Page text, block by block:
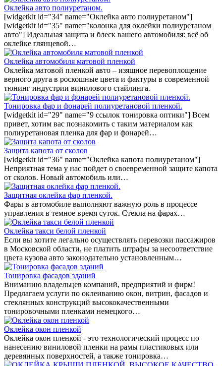
Оклейка авто полиуретаном.
[widgetkit id="34" name="Оклейка авто полиуретаном"]
[widgetkit id="35" name="колонка для оклейки полиуретаном
авто"] Идеальная защита и блеск вашего автомобиля: всё об
оклейке глянцевой…
Оклейка автомобиля матовой пленкой
Оклейка матовой пленкой авто – изящное перевоплощение
верного друга в роскошные цвета и фактуры в современной
тюнинг индустрии винилового стайлинга.
Тонировка фар и фонарей полиуретановой пленкой.
[widgetkit id="29" name="9 ссылок тонировка оптики"] Всем
привет, хотим вас познакомить с таким материалом как
полиуретановая пленка для фар и фонарей…
Защита капота от сколов
[widgetkit id="36" name="Оклейка капота полиуретаном"]
Неприятная тема у нас пойдет о своевременной защите капота
от сколов. Новый автомобиль или…
Защитная оклейка фар пленкой.
Фары в автомобиле выполняют важную роль в процессе
управления в темное время суток. Стекла на фарах…
Оклейка такси белой пленкой
Если вы хотите легально осуществлять перевозки пассажиров
в Московской области, не платить штрафы за несоответствие
цвета кузова авто законодательно установленным…
Тонировка фасадов зданий
Вниманию владельцев компаний, предприятий и фирм!
Предлагаем услуги по оклеиванию окон, витрин, фасадов и
стеклянных конструкций высококачественными
тонировочными пленками немецкого…
Оклейка окон пленкой
Оклейка окон пленкой - это технологический процесс по
нанесению виниловой пленки на рамы пластиковых или
деревянных поверхностей, а также тонировка…